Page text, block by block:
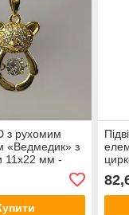
з рухомим
«Ведмедик» з
11х22 мм -
золото